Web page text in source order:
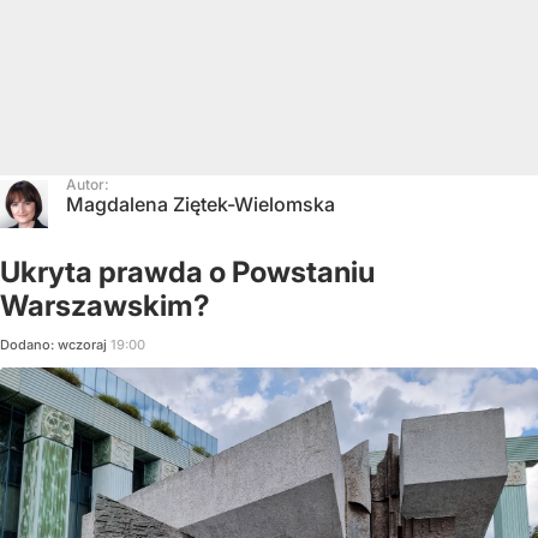
Autor:
Magdalena Ziętek-Wielomska
Ukryta prawda o Powstaniu
Warszawskim?
Dodano: wczoraj 19:00